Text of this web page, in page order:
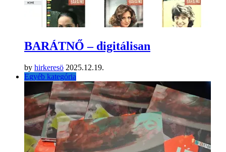
BARÁTNŐ – digitálisan
by hirkeresö 2025.12.19.
Egyéb kategória